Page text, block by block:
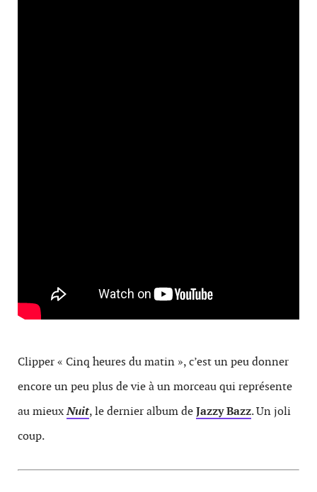
Clipper « Cinq heures du matin », c’est un peu donner
encore un peu plus de vie à un morceau qui représente
au mieuxNuit, le dernier album deJazzy Bazz. Un joli
coup.